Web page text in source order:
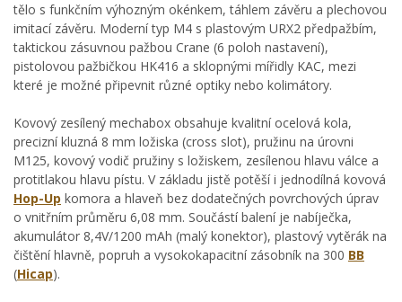
tělo s funkčním výhozným okénkem, táhlem závěru a plechovou
imitací závěru. Moderní typ M4 s plastovým URX2 předpažbím,
taktickou zásuvnou pažbou Crane (6 poloh nastavení),
pistolovou pažbičkou HK416 a sklopnými mířidly KAC, mezi
které je možné připevnit různé optiky nebo kolimátory.
Kovový zesílený mechabox obsahuje kvalitní ocelová kola,
precizní kluzná 8 mm ložiska (cross slot), pružinu na úrovni
M125, kovový vodič pružiny s ložiskem, zesílenou hlavu válce a
protitlakou hlavu pístu. V základu jistě potěší i jednodílná kovová
Hop-Up komora a hlaveň bez dodatečných povrchových úprav
o vnitřním průměru 6,08 mm. Součástí balení je nabíječka,
akumulátor 8,4V/1200 mAh (malý konektor), plastový vytěrák na
čištění hlavně, popruh a vysokokapacitní zásobník na 300 BB
(Hicap).